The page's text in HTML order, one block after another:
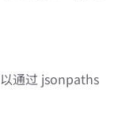
通过 jsonpaths